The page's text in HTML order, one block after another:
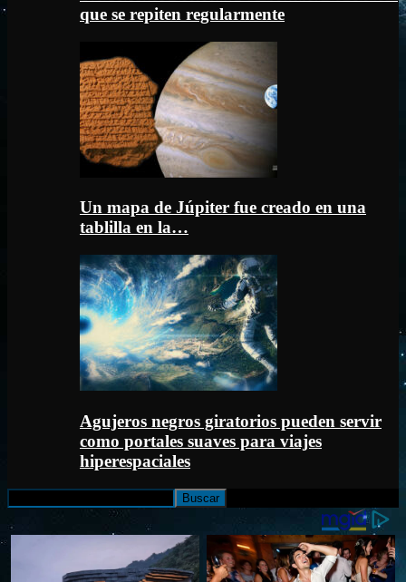
que se repiten regularmente
Un mapa de Júpiter fue creado en una
tablilla en la…
Agujeros negros giratorios pueden servir
como portales suaves para viajes
hiperespaciales